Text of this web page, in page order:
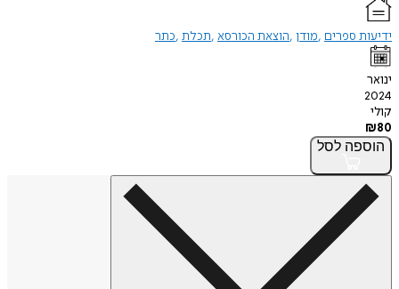
ידיעות ספרים מודן הוצאת הכורסא תכלת כתר
ינואר
2024
קולי
₪80
הוספה לסל